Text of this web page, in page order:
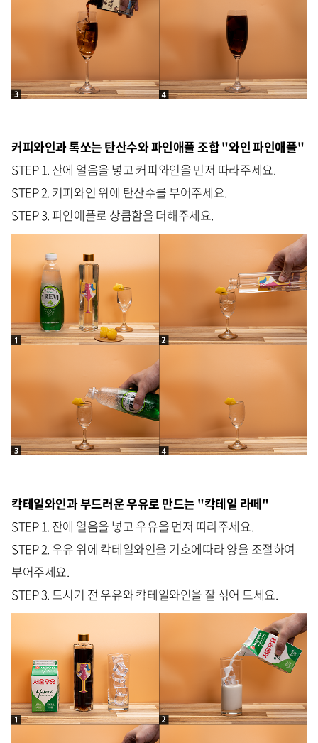
커피와인과 톡쏘는 탄산수와 파인애플 조합 "와인 파인애플"
STEP 1. 잔에 얼음을 넣고 커피와인을 먼저 따라주세요.
STEP 2. 커피와인 위에 탄산수를 부어주세요.
STEP 3. 파인애플로 상큼함을 더해주세요.
칵테일와인과 부드러운 우유로 만드는 "칵테일 라떼"
STEP 1. 잔에 얼음을 넣고 우유을 먼저 따라주세요.
STEP 2. 우유 위에 칵테일와인을 기호에따라 양을 조절하여
부어주세요.
STEP 3. 드시기 전 우유와 칵테일와인을 잘 섞어 드세요.